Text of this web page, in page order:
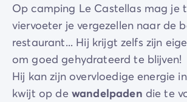
Op camping Le Castellas mag je
viervoeter je vergezellen naar de
restaurant... Hij krijgt zelfs zijn
om goed gehydrateerd te blijven!
Hij kan zijn overvloedige energie
kwijt op de wandelpaden die te